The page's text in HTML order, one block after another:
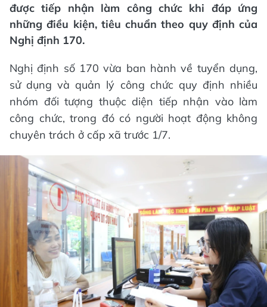
được tiếp nhận làm công chức khi đáp ứng
những điều kiện, tiêu chuẩn theo quy định của
Nghị định 170.
Nghị định số 170 vừa ban hành về tuyển dụng,
sử dụng và quản lý công chức quy định nhiều
nhóm đối tượng thuộc diện tiếp nhận vào làm
công chức, trong đó có người hoạt động không
chuyên trách ở cấp xã trước 1/7.